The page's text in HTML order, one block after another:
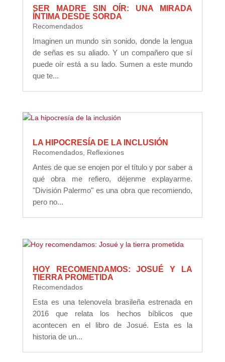
SER MADRE SIN OÍR: UNA MIRADA
ÍNTIMA DESDE SORDA
Recomendados
Imaginen un mundo sin sonido, donde la lengua
de señas es su aliado. Y un compañero que sí
puede oír está a su lado. Sumen a este mundo
que te...
LA HIPOCRESÍA DE LA INCLUSIÓN
Recomendados, Reflexiones
Antes de que se enojen por el título y por saber a
qué obra me refiero, déjenme explayarme.
"División Palermo" es una obra que recomiendo,
pero no...
HOY RECOMENDAMOS: JOSUÉ Y LA
TIERRA PROMETIDA
Recomendados
Esta es una telenovela brasileña estrenada en
2016 que relata los hechos bíblicos que
acontecen en el libro de Josué. Esta es la
historia de un...